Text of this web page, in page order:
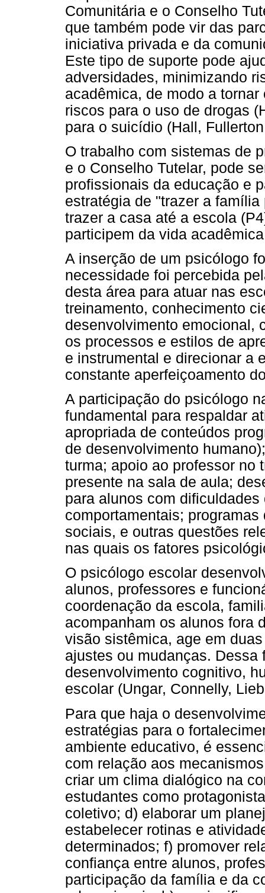
Comunitária e o Conselho
que também pode vir das
iniciativa privada e da
Este tipo de suporte pode
adversidades, minimizando
acadêmica, de modo a
riscos para o uso de drogas
para o suicídio (Hall,
O trabalho com sistemas de
e o Conselho Tutelar, pode
profissionais da educação e
estratégia de "trazer a
trazer a casa até a escola
participem da vida
A inserção de um psicólogo
necessidade foi percebida
desta área para atuar nas
treinamento, conhecimento
desenvolvimento emocional,
os processos e estilos de
e instrumental e direcionar a
constante aperfeiçoamento
A participação do psicólogo
fundamental para respaldar
apropriada de conteúdos
de desenvolvimento
turma; apoio ao professor no
presente na sala de aula;
para alunos com
comportamentais;
sociais, e outras questões
nas quais os fatores
O psicólogo escolar
alunos, professores e
coordenação da escola,
acompanham os alunos fora
visão sistêmica, age em
ajustes ou mudanças. Dessa
desenvolvimento cognitivo,
escolar (Ungar, Connelly,
Para que haja o
estratégias para o
ambiente educativo, é
com relação aos
criar um clima dialógico na
estudantes como
coletivo; d) elaborar um
estabelecer rotinas e
determinados; f) promover
confiança entre alunos,
participação da família e da